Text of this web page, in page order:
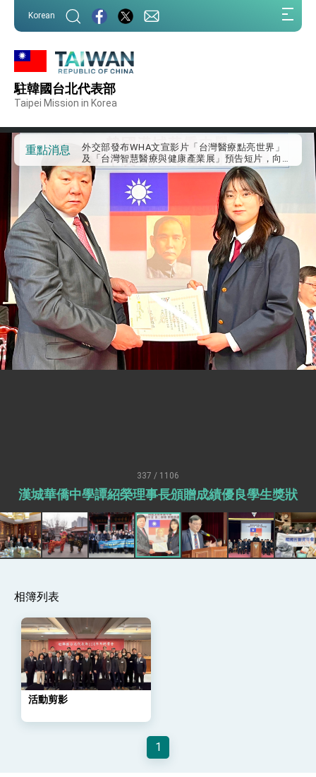
Korean
駐韓國台北代表部
Taipei Mission in Korea
重點消息
外交部重要言論
我國政府將在美國亞利桑納州設立「駐鳳凰城辦
事處」，進一步深化台美交流合作
經驗為亞太醫療照護發展開創新里程碑
外交部發布WHA文宣影片「台灣醫療點亮世界」
及「台灣智慧醫療與健康產業展」預告短片，向
世界展現台灣守護全球健康的創新能量
總統出訪史瓦帝尼返國談話 強調臺灣人有權利
走向世界 盼與理念相近國家共同維護國際秩序
堅定走向世界 賴總統抵達史瓦帝尼王國進行國是
訪問
總統與五院院長新春茶敘 盼化分歧為團結、為
國家邁出合作第一步
總統農曆春節談話
台美貿易協議完成簽署達成6大目標、創5大歷史
性突破 總統強調將以3大面向加速臺灣經濟轉型
升級 籲請立院全力支持並盡速通過
臺美簽署「對等貿易協定」確立對等關稅15%且不
疊加 我輸美2072項產品豁免對等關稅
總統接受「法新社」（AFP）專訪內容
外交部長林佳龍於《外交事務》撰文指出：自由
副總統接見美參議員蓋耶哥 強調美國是臺灣重
要合作夥伴
外交部長林佳龍午宴歡迎美國聯邦參議員蓋耶哥
訪問團
外交部長林佳龍接見美國智庫「德國馬歇爾基金
會」訪問團一行，深化跨大西洋戰略夥伴關係
外交部與數位發展部攜手合作，整合台灣雄厚數
位實力，達成固邦榮邦目標
外交部長林佳龍主持第35次「參與亞太經濟合作
策略小組」跨部會會議
民調顯示多數國人滿意政府外交表現，高度支持
「總合外交」與台歐美日關係深化
年談話
總統主持「守護民主台灣國安行動方案」記者
會 強調以實力守護台海和平 以決心掌握國家
變局中 奮起的新臺灣 總統發表國慶演說
337 / 1106
漢城華僑中學譚紹榮理事長頒贈成績優良學生獎狀
相簿列表
活動剪影
1